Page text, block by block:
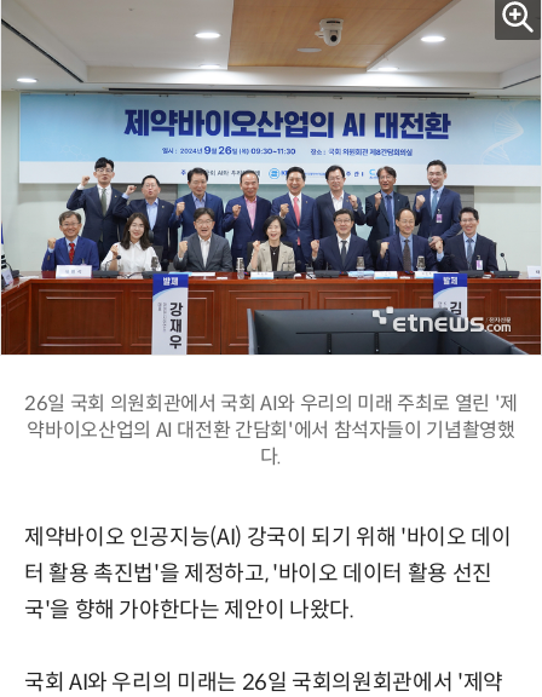
26일 국회 의원회관에서 국회 AI와 우리의 미래 주최로 열린 '제
약바이오산업의 AI 대전환 간담회'에서 참석자들이 기념촬영했
다.
제약바이오 인공지능(AI) 강국이 되기 위해 '바이오 데이
터 활용 촉진법'을 제정하고, '바이오 데이터 활용 선진
국'을 향해 가야한다는 제안이 나왔다.
국회 AI와 우리의 미래는 26일 국회의원회관에서 '제약